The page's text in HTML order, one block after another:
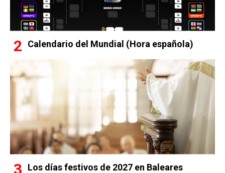
Calendario del Mundial (Hora española)
Los días festivos de 2027 en Baleares